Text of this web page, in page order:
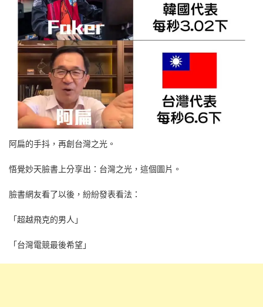
阿扁的手抖，再創台灣之光。
悟覺妙天臉書上分享出：台灣之光，這個圖片。
臉書網友看了以後，紛紛發表看法：
「超越飛克的男人」
「台灣電競最後希望」